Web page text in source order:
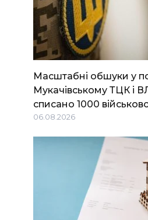
Масштабні обшуки у
Мукачівському ТЦК і
списано 1000
06.08.2026